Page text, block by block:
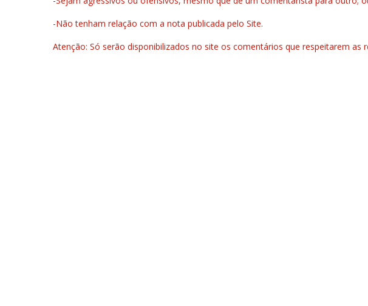
-Não tenham relação com a nota publicada pelo Site.
Atenção: Só serão disponibilizados no site os comentários que respeitarem as